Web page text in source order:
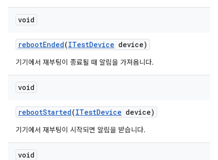
void
rebootEnded(ITestDevice device)
기기에서 재부팅이 종료될 때 알림을 가져옵니다.
void
rebootStarted(ITestDevice device)
기기에서 재부팅이 시작되면 알림을 받습니다.
void